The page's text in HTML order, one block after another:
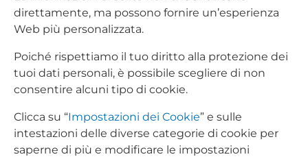
direttamente, ma possono fornire un’esperienza
Web più personalizzata.
Poiché rispettiamo il tuo diritto alla protezione dei
tuoi dati personali, è possibile scegliere di non
consentire alcuni tipo di cookie.
Clicca su “Impostazioni dei Cookie” e sulle
intestazioni delle diverse categorie di cookie per
saperne di più e modificare le impostazioni